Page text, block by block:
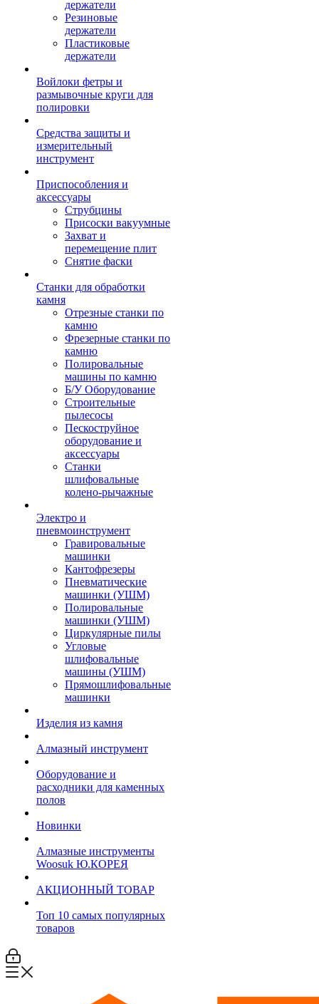
держатели
Резиновые
держатели
Пластиковые
держатели
Войлоки фетры и
размывочные круги для
полировки
Средства защиты и
измерительный
инструмент
Приспособления и
аксессуары
Струбцины
Присоски вакуумные
Захват и
перемещение плит
Снятие фаски
Станки для обработки
камня
Отрезные станки по
камню
Фрезерные станки по
камню
Полировальные
машины по камню
Б/У Оборудование
Строительные
пылесосы
Пескоструйное
оборудование и
аксессуары
Станки
шлифовальные
колено-рычажные
Электро и
пневмоинструмент
Гравировальные
машинки
Кантофрезеры
Пневматические
машинки (УШМ)
Полировальные
машинки (УШМ)
Циркулярные пилы
Угловые
шлифовальные
машины (УШМ)
Прямошлифовальные
машинки
Изделия из камня
Алмазный инструмент
Оборудование и
расходники для каменных
полов
Новинки
Алмазные инструменты
Woosuk Ю.КОРЕЯ
АКЦИОННЫЙ ТОВАР
Топ 10 самых популярных
товаров